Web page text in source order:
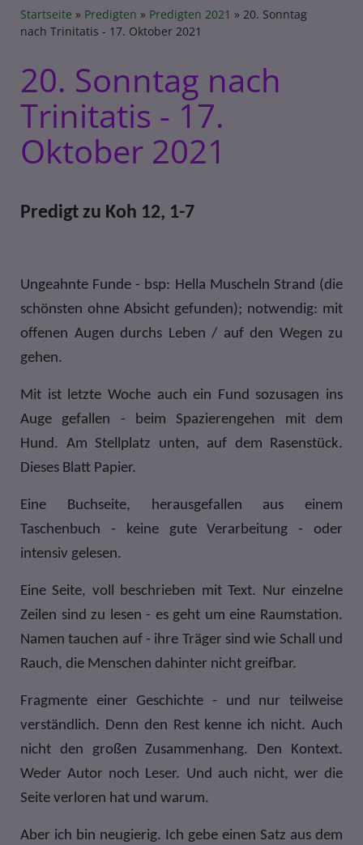
Breadcrumb
Startseite Predigten Predigten 2021
20. Sonntag
nach Trinitatis - 17. Oktober 2021
20. Sonntag nach
Trinitatis - 17.
Oktober 2021
Predigt zu Koh 12, 1-7
Ungeahnte Funde - bsp: Hella Muscheln Strand (die
schönsten ohne Absicht gefunden); notwendig: mit
offenen Augen durchs Leben / auf den Wegen zu
gehen.
Mit ist letzte Woche auch ein Fund sozusagen ins
Auge gefallen - beim Spazierengehen mit dem
Hund. Am Stellplatz unten, auf dem Rasenstück.
Dieses Blatt Papier.
Eine Buchseite, herausgefallen aus einem
Taschenbuch - keine gute Verarbeitung - oder
intensiv gelesen.
Eine Seite, voll beschrieben mit Text. Nur einzelne
Zeilen sind zu lesen - es geht um eine Raumstation.
Namen tauchen auf - ihre Träger sind wie Schall und
Rauch, die Menschen dahinter nicht greifbar.
Fragmente einer Geschichte - und nur teilweise
verständlich. Denn den Rest kenne ich nicht. Auch
nicht den großen Zusammenhang. Den Kontext.
Weder Autor noch Leser. Und auch nicht, wer die
Seite verloren hat und warum.
Aber ich bin neugierig. Ich gebe einen Satz aus dem